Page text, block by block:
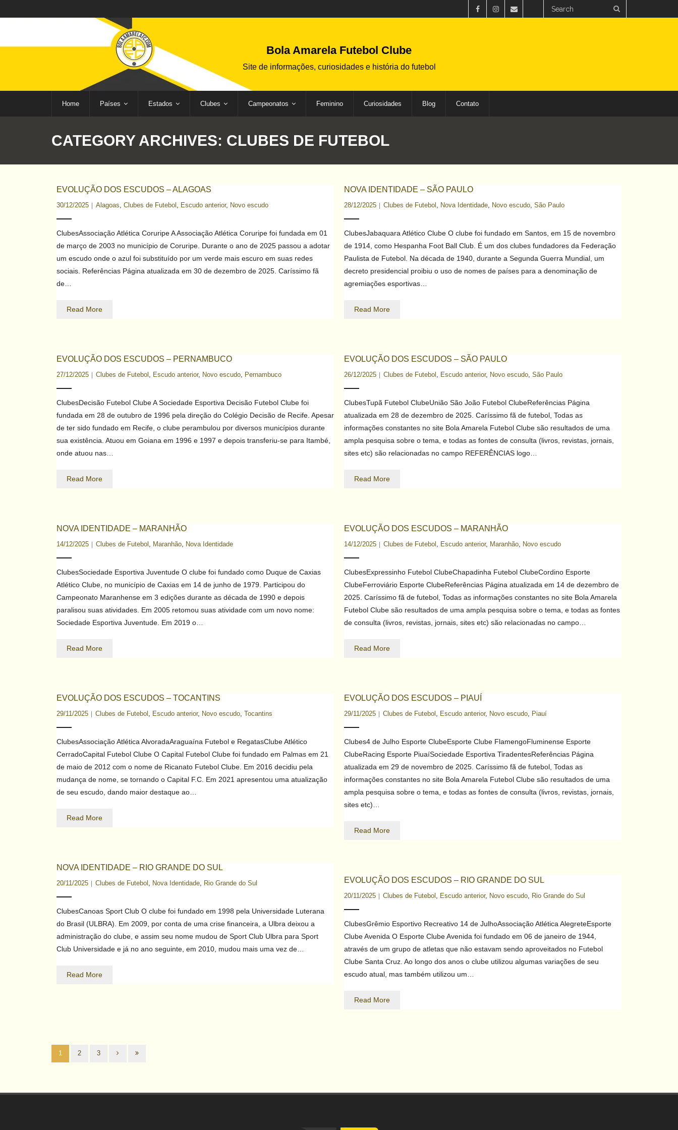
Bola Amarela Futebol Clube
Site de informações, curiosidades e história do futebol
Home Países Estados Clubes Campeonatos Feminino Curiosidades Blog Contato
CATEGORY ARCHIVES: CLUBES DE FUTEBOL
EVOLUÇÃO DOS ESCUDOS – ALAGOAS
30/12/2025 Alagoas, Clubes de Futebol , Escudo anterior, Novo escudo
ClubesAssociação Atlética Coruripe A Associação Atlética Coruripe foi fundada em 01
de março de 2003 no município de Coruripe. Durante o ano de 2025 passou a adotar
um escudo onde o azul foi substituído por um verde mais escuro em suas redes
sociais. Referências Página atualizada em 30 de dezembro de 2025. Caríssimo fã
de…
Read More
NOVA IDENTIDADE – SÃO PAULO
28/12/2025 Clubes de Futebol , Nova Identidade, Novo escudo, São Paulo
ClubesJabaquara Atlético Clube O clube foi fundado em Santos, em 15 de novembro
de 1914, como Hespanha Foot Ball Club. É um dos clubes fundadores da Federação
Paulista de Futebol. Na década de 1940, durante a Segunda Guerra Mundial, um
decreto presidencial proibiu o uso de nomes de países para a denominação de
agremiações esportivas…
Read More
EVOLUÇÃO DOS ESCUDOS – PERNAMBUCO
27/12/2025 Clubes de Futebol , Escudo anterior, Novo escudo, Pernambuco
ClubesDecisão Futebol Clube A Sociedade Esportiva Decisão Futebol Clube foi
fundada em 28 de outubro de 1996 pela direção do Colégio Decisão de Recife. Apesar
de ter sido fundado em Recife, o clube perambulou por diversos municípios durante
sua existência. Atuou em Goiana em 1996 e 1997 e depois transferiu-se para Itambé,
onde atuou nas…
Read More
EVOLUÇÃO DOS ESCUDOS – SÃO PAULO
26/12/2025 Clubes de Futebol , Escudo anterior, Novo escudo, São Paulo
ClubesTupã Futebol ClubeUnião São João Futebol ClubeReferências Página
atualizada em 28 de dezembro de 2025. Caríssimo fã de futebol, Todas as
informações constantes no site Bola Amarela Futebol Clube são resultados de uma
ampla pesquisa sobre o tema, e todas as fontes de consulta (livros, revistas, jornais,
sites etc) são relacionadas no campo REFERÊNCIAS logo…
Read More
NOVA IDENTIDADE – MARANHÃO
14/12/2025 Clubes de Futebol , Maranhão, Nova Identidade
ClubesSociedade Esportiva Juventude O clube foi fundado como Duque de Caxias
Atlético Clube, no município de Caxias em 14 de junho de 1979. Participou do
Campeonato Maranhense em 3 edições durante as década de 1990 e depois
paralisou suas atividades. Em 2005 retomou suas atividade com um novo nome:
Sociedade Esportiva Juventude. Em 2019 o…
Read More
EVOLUÇÃO DOS ESCUDOS – MARANHÃO
14/12/2025 Clubes de Futebol , Escudo anterior, Maranhão, Novo escudo
ClubesExpressinho Futebol ClubeChapadinha Futebol ClubeCordino Esporte
ClubeFerroviário Esporte ClubeReferências Página atualizada em 14 de dezembro de
2025. Caríssimo fã de futebol, Todas as informações constantes no site Bola Amarela
Futebol Clube são resultados de uma ampla pesquisa sobre o tema, e todas as fontes
de consulta (livros, revistas, jornais, sites etc) são relacionadas no campo…
Read More
EVOLUÇÃO DOS ESCUDOS – TOCANTINS
29/11/2025 Clubes de Futebol , Escudo anterior, Novo escudo, Tocantins
ClubesAssociação Atlética AlvoradaAraguaína Futebol e RegatasClube Atlético
CerradoCapital Futebol Clube O Capital Futebol Clube foi fundado em Palmas em 21
de maio de 2012 com o nome de Ricanato Futebol Clube. Em 2016 decidiu pela
mudança de nome, se tornando o Capital F.C. Em 2021 apresentou uma atualização
de seu escudo, dando maior destaque ao…
Read More
EVOLUÇÃO DOS ESCUDOS – PIAUÍ
29/11/2025 Clubes de Futebol , Escudo anterior, Novo escudo, Piauí
Clubes4 de Julho Esporte ClubeEsporte Clube FlamengoFluminense Esporte
ClubeRacing Esporte PiuaíSociedade Esportiva TiradentesReferências Página
atualizada em 29 de novembro de 2025. Caríssimo fã de futebol, Todas as
informações constantes no site Bola Amarela Futebol Clube são resultados de uma
ampla pesquisa sobre o tema, e todas as fontes de consulta (livros, revistas, jornais,
sites etc)…
Read More
NOVA IDENTIDADE – RIO GRANDE DO SUL
20/11/2025 Clubes de Futebol , Nova Identidade, Rio Grande do Sul
ClubesCanoas Sport Club O clube foi fundado em 1998 pela Universidade Luterana
do Brasil (ULBRA). Em 2009, por conta de uma crise financeira, a Ulbra deixou a
administração do clube, e assim seu nome mudou de Sport Club Ulbra para Sport
Club Universidade e já no ano seguinte, em 2010, mudou mais uma vez de…
Read More
EVOLUÇÃO DOS ESCUDOS – RIO GRANDE DO SUL
20/11/2025 Clubes de Futebol , Escudo anterior, Novo escudo, Rio Grande do Sul
ClubesGrêmio Esportivo Recreativo 14 de JulhoAssociação Atlética AlegreteEsporte
Clube Avenida O Esporte Clube Avenida foi fundado em 06 de janeiro de 1944,
através de um grupo de atletas que não estavam sendo aproveitados no Futebol
Clube Santa Cruz. Ao longo dos anos o clube utilizou algumas variações de seu
escudo atual, mas também utilizou um…
Read More
1 2 3